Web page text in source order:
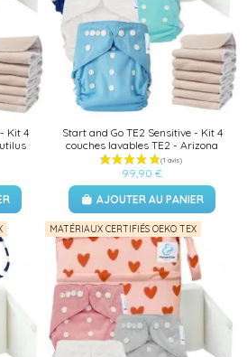
(1 avis)
Kit 4
Start and Go TE2 Sensitive - Kit 4
couches lavables TE2 - Arizona
99,90 €
AJOUTER AU PANIER
MATÉRIAUX CERTIFIÉS OEKO TEX